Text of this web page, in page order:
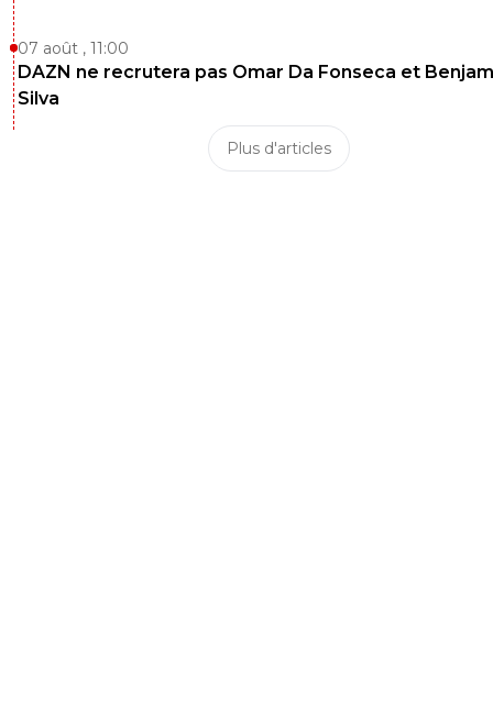
07 août , 11:00
DAZN ne recrutera pas Omar Da Fonseca et
Silva
Plus d'articles